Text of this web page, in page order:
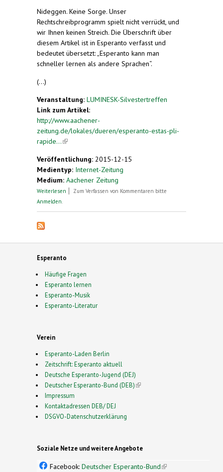
Nideggen. Keine Sorge. Unser
Rechtschreibprogramm spielt nicht verrückt, und
wir Ihnen keinen Streich. Die Überschrift über
diesem Artikel ist in Esperanto verfasst und
bedeutet übersetzt: „Esperanto kann man
schneller lernen als andere Sprachen“.
(...)
Veranstaltung: LUMINESK-Silvestertreffen
Link zum Artikel:
http://www.aachener-
zeitung.de/lokales/dueren/esperanto-estas-pli-
rapide...(link is external)
Veröffentlichung: 2015-12-15
Medientyp: Internet-Zeitung
Medium: Aachener Zeitung
Weiterlesen über "Esperanto estas pli rapide lernebla ol aliaj
Zum Verfassen von Kommentaren bitte
Anmelden
Esperanto
Häufige Fragen
Esperanto lernen
Esperanto-Musik
Esperanto-Literatur
Verein
Esperanto-Laden Berlin
Zeitschrift: Esperanto aktuell
Deutsche Esperanto-Jugend (DEJ)
Deutscher Esperanto-Bund (DEB)(link is external)
Impressum
Kontaktadressen DEB/ DEJ
DSGVO-Datenschutzerklärung
Soziale Netze und weitere Angebote
Facebook: Deutscher Esperanto-Bund(link is